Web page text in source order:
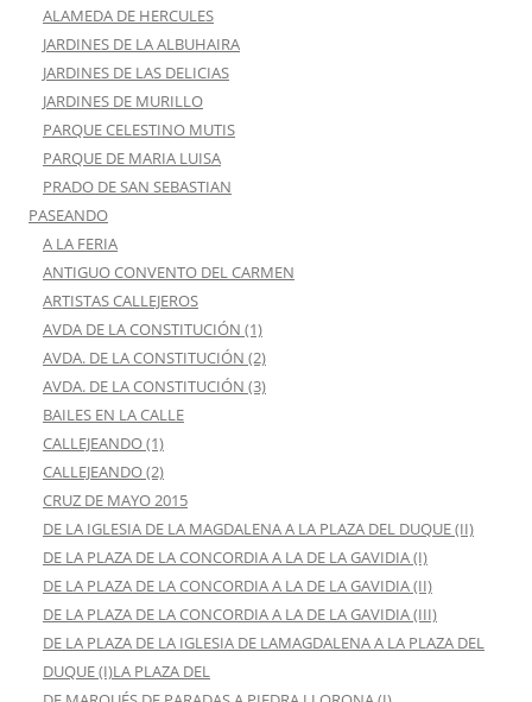
ALAMEDA DE HERCULES
JARDINES DE LA ALBUHAIRA
JARDINES DE LAS DELICIAS
JARDINES DE MURILLO
PARQUE CELESTINO MUTIS
PARQUE DE MARIA LUISA
PRADO DE SAN SEBASTIAN
PASEANDO
A LA FERIA
ANTIGUO CONVENTO DEL CARMEN
ARTISTAS CALLEJEROS
AVDA DE LA CONSTITUCIÓN (1)
AVDA. DE LA CONSTITUCIÓN (2)
AVDA. DE LA CONSTITUCIÓN (3)
BAILES EN LA CALLE
CALLEJEANDO (1)
CALLEJEANDO (2)
CRUZ DE MAYO 2015
DE LA IGLESIA DE LA MAGDALENA A LA PLAZA DEL DUQUE (II)
DE LA PLAZA DE LA CONCORDIA A LA DE LA GAVIDIA (I)
DE LA PLAZA DE LA CONCORDIA A LA DE LA GAVIDIA (II)
DE LA PLAZA DE LA CONCORDIA A LA DE LA GAVIDIA (III)
DE LA PLAZA DE LA IGLESIA DE LAMAGDALENA A LA PLAZA DEL
DUQUE (I)LA PLAZA DEL